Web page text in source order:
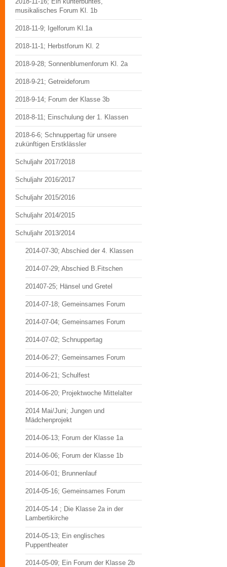
musikalisches Forum Kl. 1b
2018-11-9; Igelforum Kl.1a
2018-11-1; Herbstforum Kl. 2
2018-9-28; Sonnenblumenforum Kl. 2a
2018-9-21; Getreideforum
2018-9-14; Forum der Klasse 3b
2018-8-11; Einschulung der 1. Klassen
2018-6-6; Schnuppertag für unsere
zukünftigen Erstklässler
Schuljahr 2017/2018
Schuljahr 2016/2017
Schuljahr 2015/2016
Schuljahr 2014/2015
Schuljahr 2013/2014
2014-07-30; Abschied der 4. Klassen
2014-07-29; Abschied B.Fitschen
201407-25; Hänsel und Gretel
2014-07-18; Gemeinsames Forum
2014-07-04; Gemeinsames Forum
2014-07-02; Schnuppertag
2014-06-27; Gemeinsames Forum
2014-06-21; Schulfest
2014-06-20; Projektwoche Mittelalter
2014 Mai/Juni; Jungen und
Mädchenprojekt
2014-06-13; Forum der Klasse 1a
2014-06-06; Forum der Klasse 1b
2014-06-01; Brunnenlauf
2014-05-16; Gemeinsames Forum
2014-05-14 ; Die Klasse 2a in der
Lambertikirche
2014-05-13; Ein englisches
Puppentheater
2014-05-09; Ein Forum der Klasse 2b